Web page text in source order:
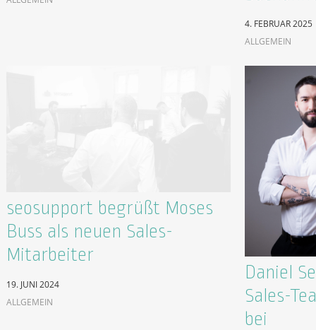
4. FEBRUAR 2025
ALLGEMEIN
seosupport begrüßt Moses
Buss als neuen Sales-
Mitarbeiter
19. JUNI 2024
ALLGEMEIN
Daniel
Sales-
bei